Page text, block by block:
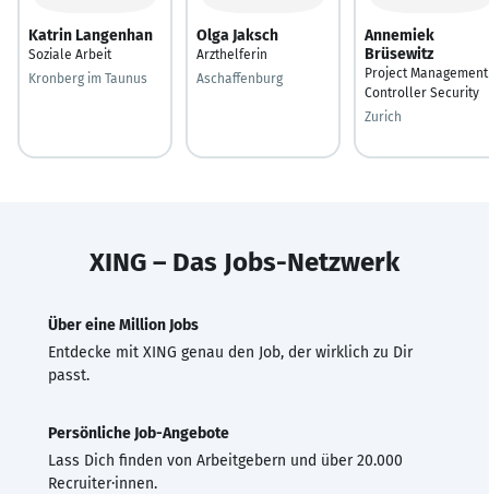
Katrin Langenhan
Soziale Arbeit
Kronberg im Taunus
Olga Jaksch
Arzthelferin
Aschaffenburg
Annemiek
Brüsewitz
Project Management
Controller Security
Zurich
XING – Das Jobs-Netzwerk
Über eine Million Jobs
Entdecke mit XING genau den Job, der wirklich zu Dir
passt.
Persönliche Job-Angebote
Lass Dich finden von Arbeitgebern und über 20.000
Recruiter·innen.